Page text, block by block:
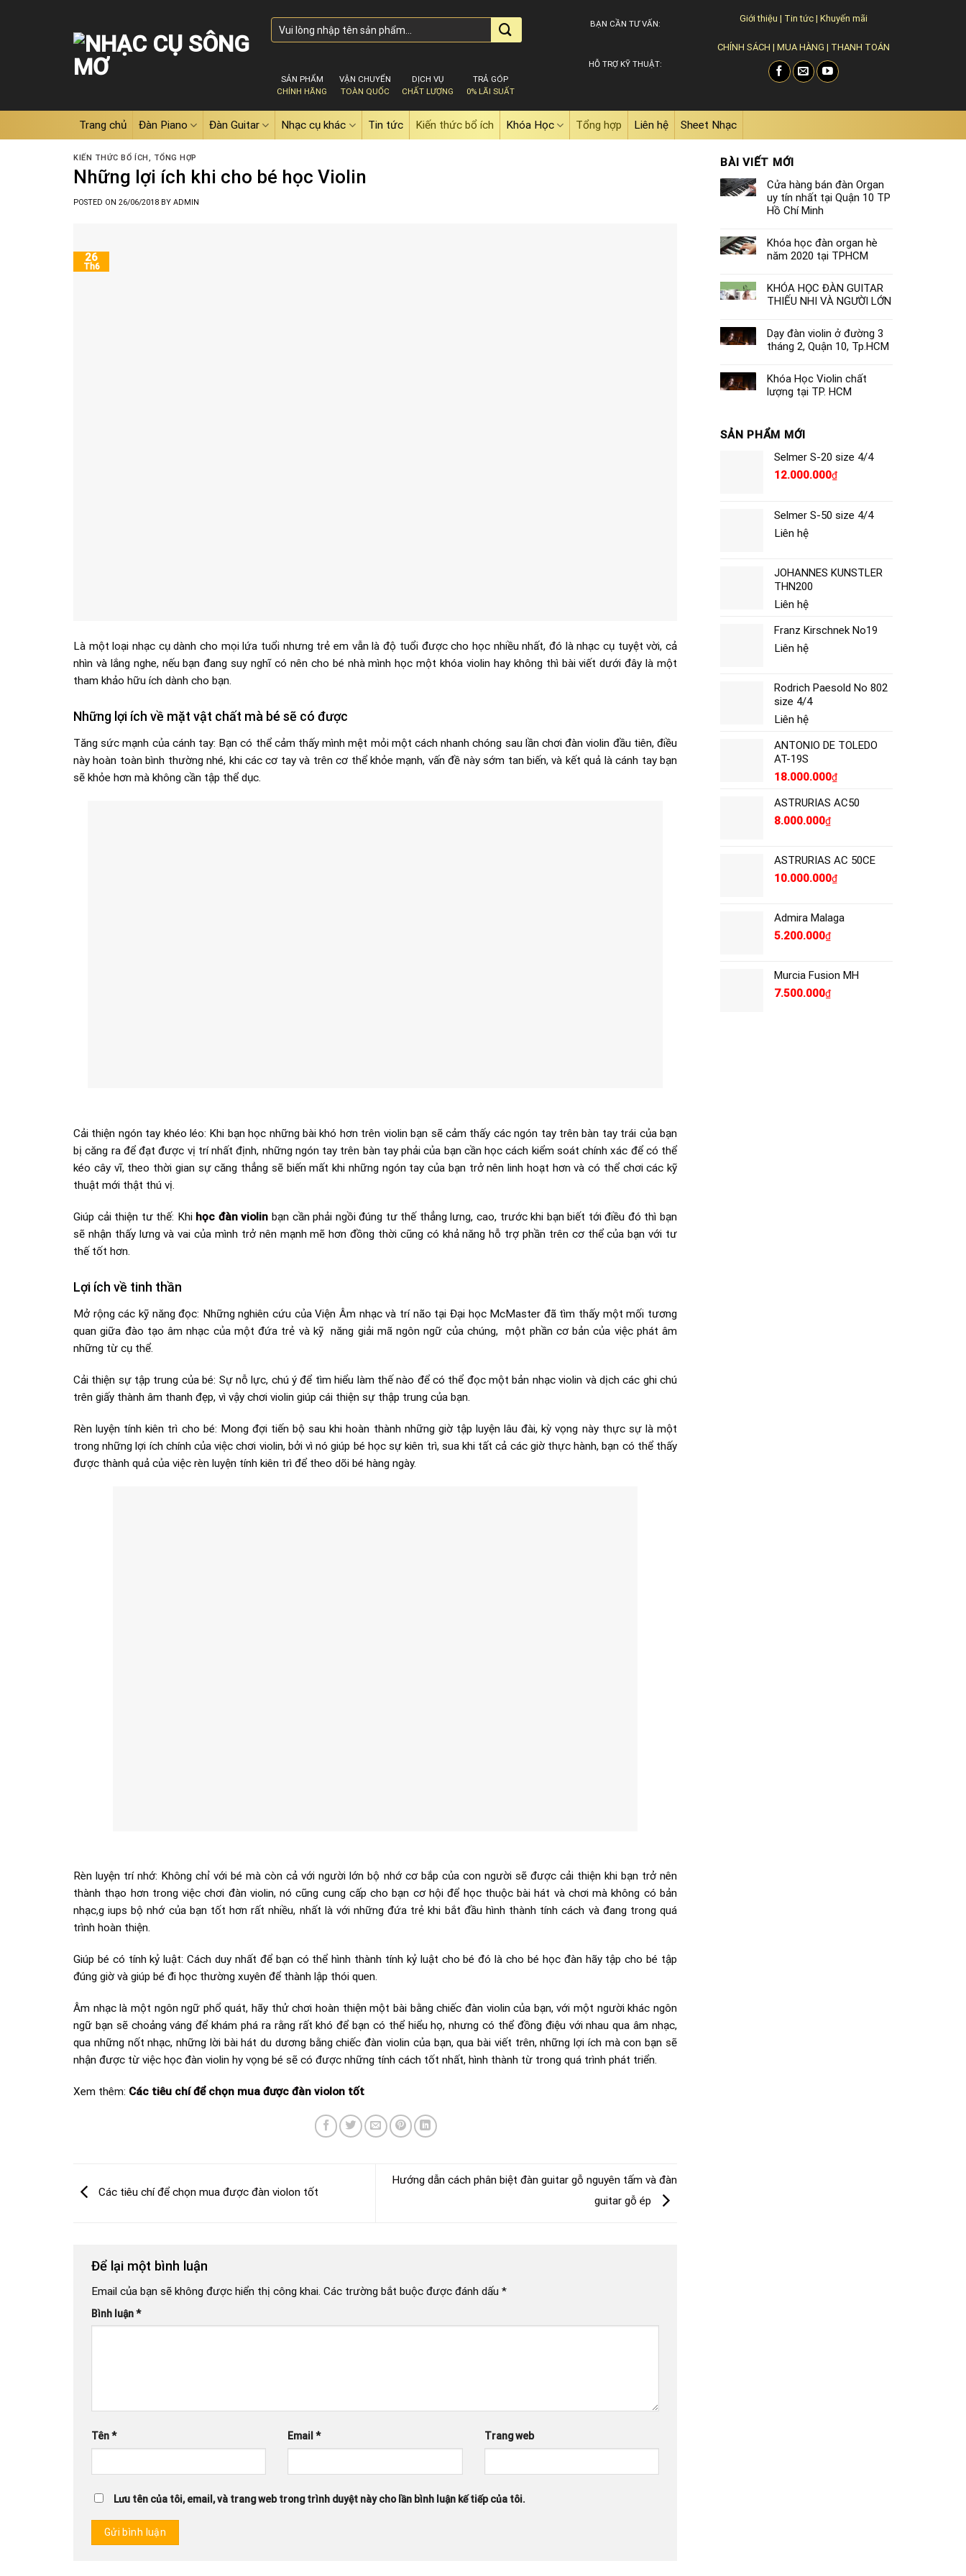
Tìm
kiếm:
SẢN PHẨM
CHÍNH HÃNG
VẬN CHUYỂN
TOÀN QUỐC
DỊCH VỤ
CHẤT LƯỢNG
TRẢ GÓP
0% LÃI SUẤT
BẠN CẦN TƯ VẤN:
HỖ TRỢ KỸ THUẬT:
Giới thiệu | Tin tức |Khuyến mãi
CHÍNH SÁCH |MUA HÀNG | THANH TOÁN
Trang chủ Đàn Piano Đàn Guitar Nhạc cụ khác Tin tức Kiến thức bổ ích Khóa Học Tổng hợp Liên hệ Sheet Nhạc
KIẾN THỨC BỔ ÍCH, TỔNG HỢP
Những lợi ích khi cho bé học Violin
POSTED ON 26/06/2018 BY ADMIN
26
Th6
Là một loại nhạc cụ dành cho mọi lứa tuổi nhưng trẻ em vẫn là độ tuổi được cho học nhiều nhất, đó là nhạc cụ tuyệt vời, cả
nhìn và lắng nghe, nếu bạn đang suy nghĩ có nên cho bé nhà mình học một khóa violin hay không thì bài viết dưới đây là một
tham khảo hữu ích dành cho bạn.
Những lợi ích về mặt vật chất mà bé sẽ có được
Tăng sức mạnh của cánh tay: Bạn có thể cảm thấy mình mệt mỏi một cách nhanh chóng sau lần chơi đàn violin đầu tiên, điều
này hoàn toàn bình thường nhé, khi các cơ tay và trên cơ thể khỏe mạnh, vấn đề này sớm tan biến, và kết quả là cánh tay bạn
sẽ khỏe hơn mà không cần tập thể dục.
Cải thiện ngón tay khéo léo: Khi bạn học những bài khó hơn trên violin bạn sẽ cảm thấy các ngón tay trên bàn tay trái của bạn
bị căng ra để đạt được vị trí nhất định, những ngón tay trên bàn tay phải của bạn cần học cách kiểm soát chính xác để có thể
kéo cây vĩ, theo thời gian sự căng thẳng sẽ biến mất khi những ngón tay của bạn trở nên linh hoạt hơn và có thể chơi các kỹ
thuật mới thật thú vị.
Giúp cải thiện tư thế: Khi học đàn violin bạn cần phải ngồi đúng tư thế thẳng lưng, cao, trước khi bạn biết tới điều đó thì bạn
sẽ nhận thấy lưng và vai của mình trở nên mạnh mẽ hơn đồng thời cũng có khả năng hỗ trợ phần trên cơ thể của bạn với tư
thế tốt hơn.
Lợi ích về tinh thần
Mở rộng các kỹ năng đọc: Những nghiên cứu của Viện Âm nhạc và trí não tại Đại học McMaster đã tìm thấy một mối tương
quan giữa đào tạo âm nhạc của một đứa trẻ và kỹ năng giải mã ngôn ngữ của chúng, một phần cơ bản của việc phát âm
những từ cụ thể.
Cải thiện sự tập trung của bé: Sự nỗ lực, chú ý để tìm hiểu làm thế nào để có thể đọc một bản nhạc violin và dịch các ghi chú
trên giấy thành âm thanh đẹp, vì vậy chơi violin giúp cái thiện sự thập trung của bạn.
Rèn luyện tính kiên trì cho bé: Mong đợi tiến bộ sau khi hoàn thành những giờ tập luyện lâu đài, kỳ vọng này thực sự là một
trong những lợi ích chính của việc chơi violin, bởi vì nó giúp bé học sự kiên trì, sua khi tất cả các giờ thực hành, bạn có thể thấy
được thành quả của việc rèn luyện tính kiên trì để theo dõi bé hàng ngày.
Rèn luyện trí nhớ: Không chỉ với bé mà còn cả với người lớn bộ nhớ cơ bắp của con người sẽ được cải thiện khi bạn trở nên
thành thạo hơn trong việc chơi đàn violin, nó cũng cung cấp cho bạn cơ hội để học thuộc bài hát và chơi mà không có bản
nhạc,g iups bộ nhớ của bạn tốt hơn rất nhiều, nhất là với những đứa trẻ khi bắt đầu hình thành tính cách và đang trong quá
trình hoàn thiện.
Giúp bé có tính kỷ luật: Cách duy nhất để bạn có thể hình thành tính kỷ luật cho bé đó là cho bé học đàn hãy tập cho bé tập
đúng giờ và giúp bé đi học thường xuyên để thành lập thói quen.
Âm nhạc là một ngôn ngữ phổ quát, hãy thử chơi hoàn thiện một bài bằng chiếc đàn violin của bạn, với một người khác ngôn
ngữ bạn sẽ choảng váng để khám phá ra rằng rất khó để bạn có thể hiểu họ, nhưng có thể đồng điệu với nhau qua âm nhạc,
qua những nốt nhạc, những lời bài hát du dương bằng chiếc đàn violin của bạn, qua bài viết trên, những lợi ích mà con bạn sẽ
nhận được từ việc học đàn violin hy vọng bé sẽ có được những tính cách tốt nhất, hình thành từ trong quá trình phát triển.
Xem thêm: Các tiêu chí để chọn mua được đàn violon tốt
Các tiêu chí để chọn mua được đàn violon tốt
Hướng dẫn cách phân biệt đàn guitar gỗ nguyên tấm và đàn
guitar gỗ ép
Để lại một bình luận
Email của bạn sẽ không được hiển thị công khai. Các trường bắt buộc được đánh dấu *
Bình luận*
Tên* Email* Trang web
Lưu tên của tôi, email, và trang web trong trình duyệt này cho lần bình luận kế tiếp của tôi.
BÀI VIẾT MỚI
Cửa hàng bán đàn Organ
uy tín nhất tại Quận 10 TP
Hồ Chí Minh
Khóa học đàn organ hè
năm 2020 tại TPHCM
KHÓA HỌC ĐÀN GUITAR
THIẾU NHI VÀ NGƯỜI LỚN
Dạy đàn violin ở đường 3
tháng 2, Quận 10, Tp.HCM
Khóa Học Violin chất
lượng tại TP. HCM
SẢN PHẨM MỚI
Selmer S-20 size 4/4
12.000.000₫
Selmer S-50 size 4/4
Liên hệ
JOHANNES KUNSTLER
THN200
Liên hệ
Franz Kirschnek No19
Liên hệ
Rodrich Paesold No 802
size 4/4
Liên hệ
ANTONIO DE TOLEDO
AT-19S
18.000.000₫
ASTRURIAS AC50
8.000.000₫
ASTRURIAS AC 50CE
10.000.000₫
Admira Malaga
5.200.000₫
Murcia Fusion MH
7.500.000₫